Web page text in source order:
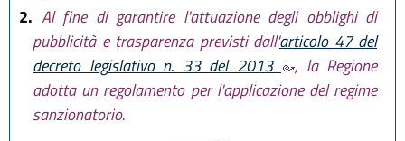
2. Al fine di garantire l'attuazione degli obblighi di
pubblicità e trasparenza previsti dall'articolo 47 del
decreto legislativo n. 33 del 2013
, la Regione
adotta un regolamento per l'applicazione del regime
sanzionatorio.